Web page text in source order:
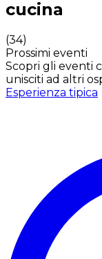
cucina
(34)
Prossimi eventi
Scopri gli eventi
unisciti ad altri
Esperienza tipica